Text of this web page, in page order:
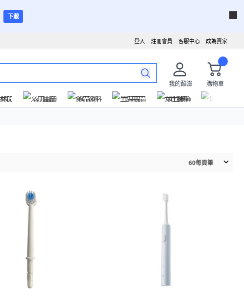
下載
成為賣家
客服中心
註冊會員
登入
我的酷澎
購物車
閒 文具圖書 食品飲料 生活用品 女性服飾
60每頁筆